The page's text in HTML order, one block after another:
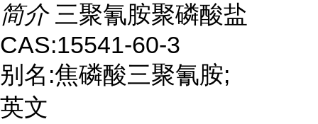
简介 三聚氰胺聚磷酸盐
CAS:15541-60-3
别名:焦磷酸三聚氰胺;
英文